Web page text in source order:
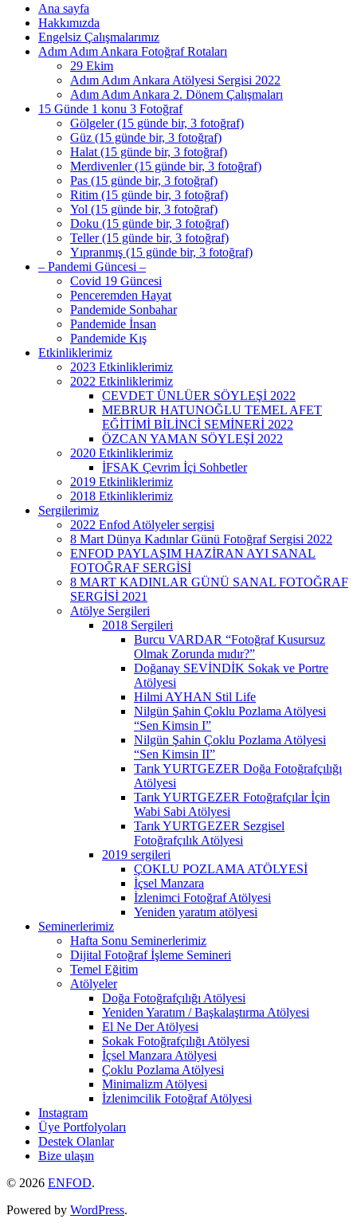
Ana sayfa
Hakkımızda
Engelsiz Çalışmalarımız
Adım Adım Ankara Fotoğraf Rotaları
29 Ekim
Adım Adım Ankara Atölyesi Sergisi 2022
Adım Adım Ankara 2. Dönem Çalışmaları
15 Günde 1 konu 3 Fotoğraf
Gölgeler (15 günde bir, 3 fotoğraf)
Güz (15 günde bir, 3 fotoğraf)
Halat (15 günde bir, 3 fotoğraf)
Merdivenler (15 günde bir, 3 fotoğraf)
Pas (15 günde bir, 3 fotoğraf)
Ritim (15 günde bir, 3 fotoğraf)
Yol (15 günde bir, 3 fotoğraf)
Doku (15 günde bir, 3 fotoğraf)
Teller (15 günde bir, 3 fotoğraf)
Yıpranmış (15 günde bir, 3 fotoğraf)
– Pandemi Güncesi –
Covid 19 Güncesi
Penceremden Hayat
Pandemide Sonbahar
Pandemide İnsan
Pandemide Kış
Etkinliklerimiz
2023 Etkinliklerimiz
2022 Etkinliklerimiz
CEVDET ÜNLÜER SÖYLEŞİ 2022
MEBRUR HATUNOĞLU TEMEL AFET
EĞİTİMİ BİLİNCİ SEMİNERİ 2022
ÖZCAN YAMAN SÖYLEŞİ 2022
2020 Etkinliklerimiz
İFSAK Çevrim İçi Sohbetler
2019 Etkinliklerimiz
2018 Etkinliklerimiz
Sergilerimiz
2022 Enfod Atölyeler sergisi
8 Mart Dünya Kadınlar Günü Fotoğraf Sergisi 2022
ENFOD PAYLAŞIM HAZİRAN AYI SANAL
FOTOĞRAF SERGİSİ
8 MART KADINLAR GÜNÜ SANAL FOTOĞRAF
SERGİSİ 2021
Atölye Sergileri
2018 Sergileri
Burcu VARDAR “Fotoğraf Kusursuz
Olmak Zorunda mıdır?”
Doğanay SEVİNDİK Sokak ve Portre
Atölyesi
Hilmi AYHAN Stil Life
Nilgün Şahin Çoklu Pozlama Atölyesi
“Sen Kimsin I”
Nilgün Şahin Çoklu Pozlama Atölyesi
“Sen Kimsin II”
Tarık YURTGEZER Doğa Fotoğrafçılığı
Atölyesi
Tarık YURTGEZER Fotoğrafçılar İçin
Wabi Sabi Atölyesi
Tarık YURTGEZER Sezgisel
Fotoğrafçılık Atölyesi
2019 sergileri
ÇOKLU POZLAMA ATÖLYESİ
İçsel Manzara
İzlenimci Fotoğraf Atölyesi
Yeniden yaratım atölyesi
Seminerlerimiz
Hafta Sonu Seminerlerimiz
Dijital Fotoğraf İşleme Semineri
Temel Eğitim
Atölyeler
Doğa Fotoğrafçılığı Atölyesi
Yeniden Yaratım / Başkalaştırma Atölyesi
El Ne Der Atölyesi
Sokak Fotoğrafçılığı Atölyesi
İçsel Manzara Atölyesi
Çoklu Pozlama Atölyesi
Minimalizm Atölyesi
İzlenimcilik Fotoğraf Atölyesi
Instagram
Üye Portfolyoları
Destek Olanlar
Bize ulaşın
© 2026 ENFOD.
Powered by WordPress.